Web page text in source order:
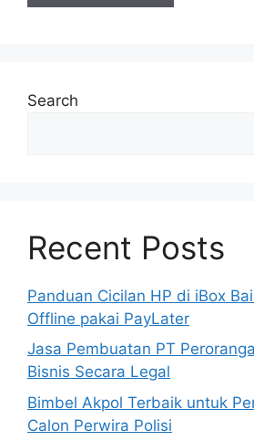
Search
Recent Posts
Panduan Cicilan HP di iBox
Offline pakai PayLater
Jasa Pembuatan PT
Bisnis Secara Legal
Bimbel Akpol Terbaik untuk
Calon Perwira Polisi